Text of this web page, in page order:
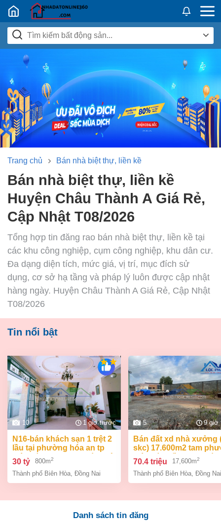
Nhadatban24h.vn
Trang chủ Bán nhà biệt thự, liền kề
Bán nhà biệt thự, liền kề
Huyện Châu Thành A Giá Rẻ,
Cập Nhật T08/2026
Tổng hợp tin đăng rao bán nhà biệt thự, liền kề tại
các khu công nghiệp, cụm công nghiệp, khu dân cư.
Đa dạng diện tích, mức giá, vị trí, mục đích sử
dụng, cơ sở hạ tầng và pháp lý luôn được cập nhật
hàng ngày. Huyện Châu Thành A Giá Rẻ, Cập Nhật
T08/2026
Tin nổi bật
10 1 giờ trước
n16-bán khách sạn 1 trệt 2
lầu tại phường hóa an tp
biên hòa dt 800m2 giá 30 tỷ
30 tỷ 800m2
Thành phố Biên Hòa Đồng Nai
5 9 giờ
bán đất xd nhà xưởng (
skc) 17.600m2 tam
biên hòa đồng nai giá
tỷ
70.4 triệu 17,600m2
Thành phố Biên Hòa Đồng Nai
Danh sách tin đăng